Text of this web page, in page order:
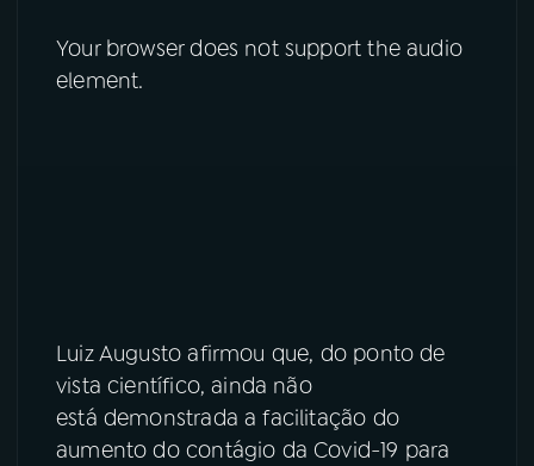
Your browser does not support the audio
element.
Luiz Augusto afirmou que, do ponto de
vista científico, ainda não
está demonstrada a facilitação do
aumento do contágio da Covid-19 para